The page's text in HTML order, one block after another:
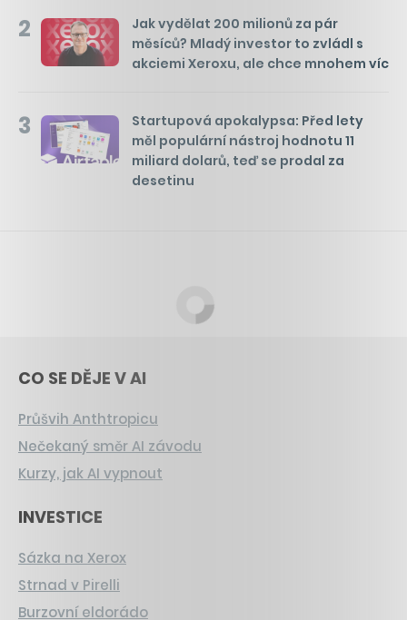
2
Jak vydělat 200 milionů za pár
měsíců? Mladý investor to zvládl s
akciemi Xeroxu, ale chce mnohem víc
3
Startupová apokalypsa: Před lety
měl populární nástroj hodnotu 11
miliard dolarů, teď se prodal za
desetinu
CO SE DĚJE V AI
Průšvih Anthtropicu
Nečekaný směr AI závodu
Kurzy, jak AI vypnout
INVESTICE
Sázka na Xerox
Strnad v Pirelli
Burzovní eldorádo